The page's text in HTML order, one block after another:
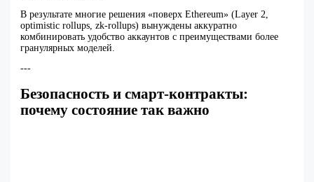
В результате многие решения «поверх Ethereum» (Layer 2,
optimistic rollups, zk‑rollups) вынуждены аккуратно
комбинировать удобство аккаунтов с преимуществами более
гранулярных моделей.
---
Безопасность и смарт‑контракты:
почему состояние так важно